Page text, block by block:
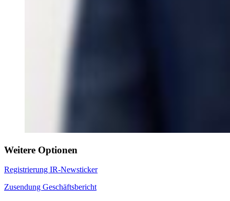
Weitere Optionen
Registrierung IR-Newsticker
Zusendung Geschäftsbericht